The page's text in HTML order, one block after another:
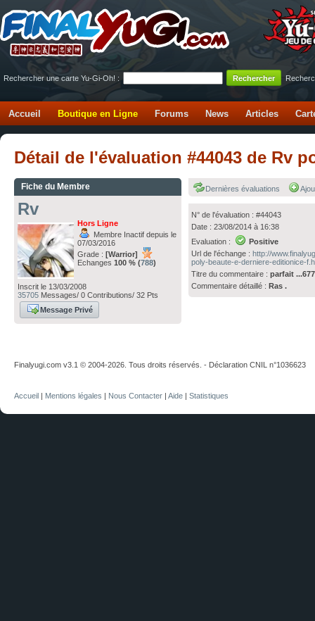
Rechercher une carte Yu-Gi-Oh! :
Accueil Boutique en Ligne Forums News Articles
Détail de l'évaluation #44043 de Rv
Fiche du Membre
Rv
Hors Ligne
Membre Inactif depuis le
07/03/2016
Grade : [Warrior]
Echanges 100 % (788)
Inscrit le 13/03/2008
35705 Messages/ 0 Contributions/ 32 Pts
Message Privé
Dernières évaluations
N° de l'évaluation : #44043
Date : 23/08/2014 à 16:38
Evaluation :
Positive
Url de l'échange :http://
poly-beaute-e-derniere-editionice-
Titre du commentaire :parfait ...677
Commentaire détaillé :Ras .
Finalyugi.com v3.1 © 2004-2026. Tous droits réservés. - Déclaration CNIL n°1036623
Accueil | Mentions légales | Nous Contacter | Aide | Statistiques